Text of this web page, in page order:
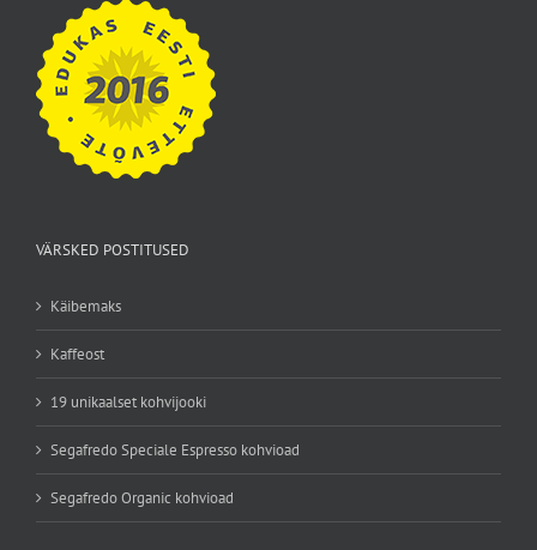
VÄRSKED POSTITUSED
Käibemaks
Kaffeost
19 unikaalset kohvijooki
Segafredo Speciale Espresso kohvioad
Segafredo Organic kohvioad